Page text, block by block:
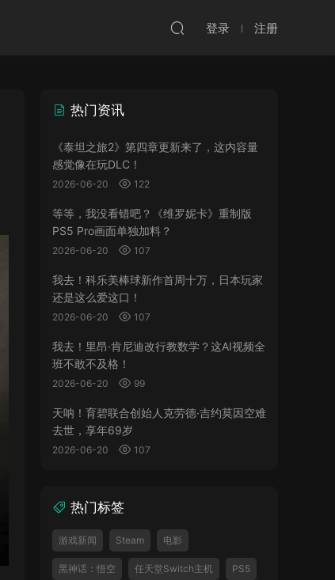
登录 注册
热门资讯
《泰坦之旅2》第四章更新来了，这内容量
感觉像在玩DLC！
2026-06-20 122
等等，我没看错吧？《维罗妮卡》重制版
PS5 Pro画面单独加料？
2026-06-20 107
我去！科乐美棒球新作首周十万，日本玩家
还是这么爱这口！
2026-06-20 107
我去！里昂·肯尼迪改行教数学？这AI视频全
班不敢不及格！
2026-06-20 99
天呐！育碧联合创始人克劳德·吉约莫因空难
去世，享年69岁
2026-06-20 107
热门标签
游戏新闻 Steam 电影
黑神话：悟空 任天堂Switch主机 PS5